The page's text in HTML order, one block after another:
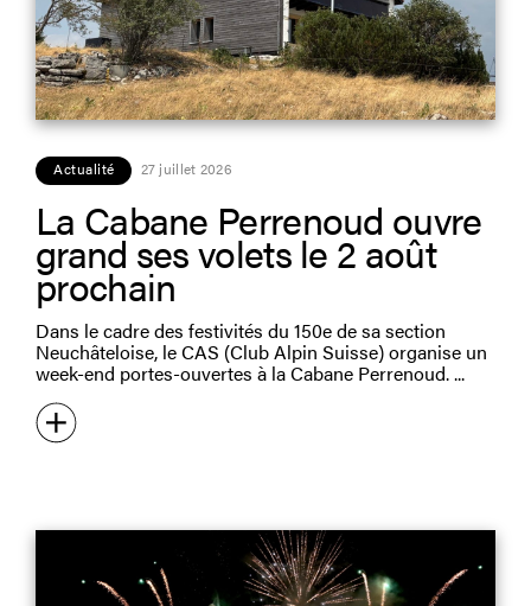
Actualité 27 juillet 2026
La Cabane Perrenoud ouvre
grand ses volets le 2 août
prochain
Dans le cadre des festivités du 150e de sa section
Neuchâteloise, le CAS (Club Alpin Suisse) organise un
week-end portes-ouvertes à la Cabane Perrenoud.